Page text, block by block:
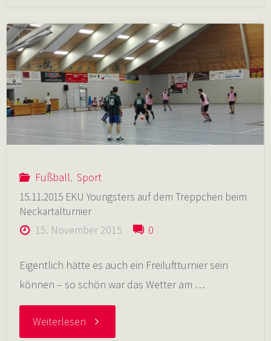
CVJM
Info-
Flyer"
Fußball, Sport
15.11.2015 EKU Youngsters auf dem Treppchen beim
Neckartalturnier
15. November 2015 0
Eigentlich hätte es auch ein Freiluftturnier sein
können – so schön war das Wetter am …
Weiterlesen"15.11.2015